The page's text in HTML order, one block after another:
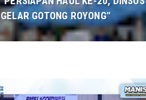
GELAR GOTONG ROYONG"